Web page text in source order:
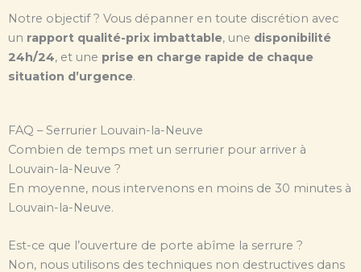
Notre objectif ? Vous dépanner en toute discrétion avec
un rapport qualité-prix imbattable, une disponibilité
24h/24, et une prise en charge rapide de chaque
situation d’urgence.
FAQ – Serrurier Louvain-la-Neuve
Combien de temps met un serrurier pour arriver à
Louvain-la-Neuve ?
En moyenne, nous intervenons en moins de 30 minutes à
Louvain-la-Neuve.
Est-ce que l’ouverture de porte abîme la serrure ?
Non, nous utilisons des techniques non destructives dans